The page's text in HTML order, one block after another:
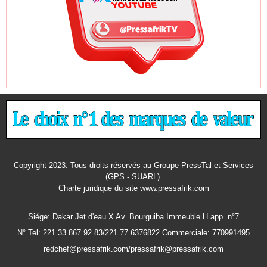
Copyright 2023. Tous droits réservés au Groupe PressTal et Services
(GPS - SUARL).
Charte juridiquedu site www.pressafrik.com
Siége: Dakar Jet d'eau X Av. Bourguiba Immeuble H app. n°7
N° Tel: 221 33 867 92 83/221 77 6376822 Commerciale: 770991495
redchef@pressafrik.com/pressafrik@pressafrik.com